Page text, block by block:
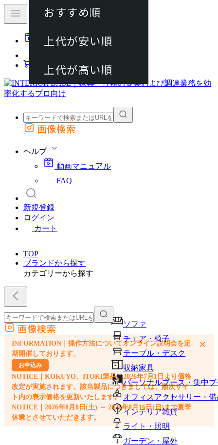
動画マニュアル
カート
外部サイトの商品をカートに追加
画像検索
ヘルプ
動画マニュアル
FAQ
新規登録
ログイン
カート
TOP
ブランドから探す
カテゴリーから探す
ソファ
チェア・椅子
テーブル・デスク
収納家具
パーソナルブース・集中
オフィスアクセサリー・備
インテリア雑貨
ライト・照明
ガーデン・屋外
外部サイトの商品をカートに追加
他のサイトで見つけた商品ページのURLを貼り付けて、カートに追加できます
画像検索
INFORMATION｜操作方法についてオンライン説明会を定
期開催しております。
お申込み
NOTICE｜KOKUYO、ITOKI製品は2026年7月1日より価格
改定が実施されます。該当製品につきましては、順次サイ
ト内の表示価格を更新いたします。
NOTICE｜2026年8月8日(土) ～ 2026年8月16日(日)まで夏季
休業とさせていただきます。
×
おすすめ順
上代が安い順
上代が高い順